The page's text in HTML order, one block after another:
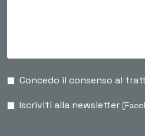
Concedo il consenso al
Iscriviti alla newsletter